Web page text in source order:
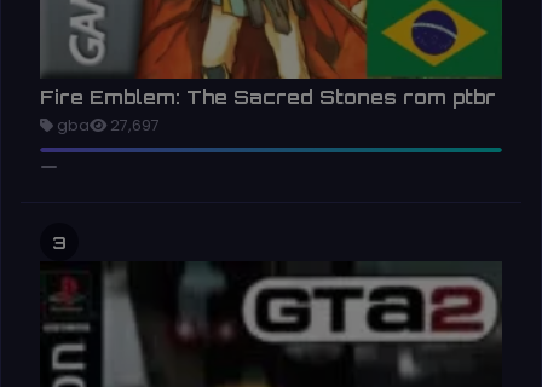
Fire Emblem: The Sacred Stones rom ptbr
gba 27,697
3